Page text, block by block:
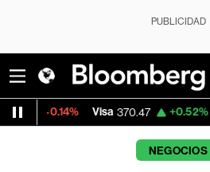
PUBLICIDAD
370.47 +0.52% MercadoLibre
NEGOCIOS